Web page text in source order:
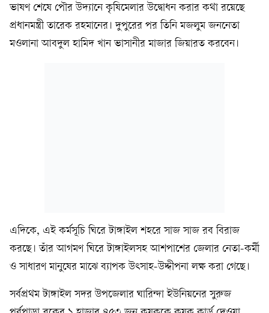
ভাষণ শেষে পৌর উদ্যানে কৃষিমেলার উদ্বোধন করার কথা রয়েছে
প্রধানমন্ত্রী তারেক রহমানের। দুপুরের পর তিনি মজলুম জননেতা
মওলানা আবদুল হামিদ খান ভাসানীর মাজার জিয়ারত করবেন।
এদিকে, এই কর্মসূচি ঘিরে টাঙ্গাইল শহরে সাজ সাজ রব বিরাজ
করছে। তাঁর আগমণ ঘিরে টাঙ্গাইলসহ আশপাশের জেলার নেতা-কর্মী
ও সাধারণ মানুষের মাঝে ব্যাপক উৎসাহ-উদ্দীপনা লক্ষ করা গেছে।
সর্বপ্রথম টাঙ্গাইল সদর উপজেলার ঘারিন্দা ইউনিয়নের সুরুজ